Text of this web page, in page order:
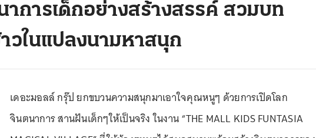
าการเด็กอย่างสร้างสรรค์ สวมบท
วในแปลงนามหาสนุก
เดอะมอลล์ กรุ๊ป ยกขบวนความสนุกมาเอาใจคุณหนูๆ ด้วยการเปิดโลก
จินตนาการ สานฝันเด็กๆให้เป็นจริง ในงาน “THE MALL KIDS FUNTASIA